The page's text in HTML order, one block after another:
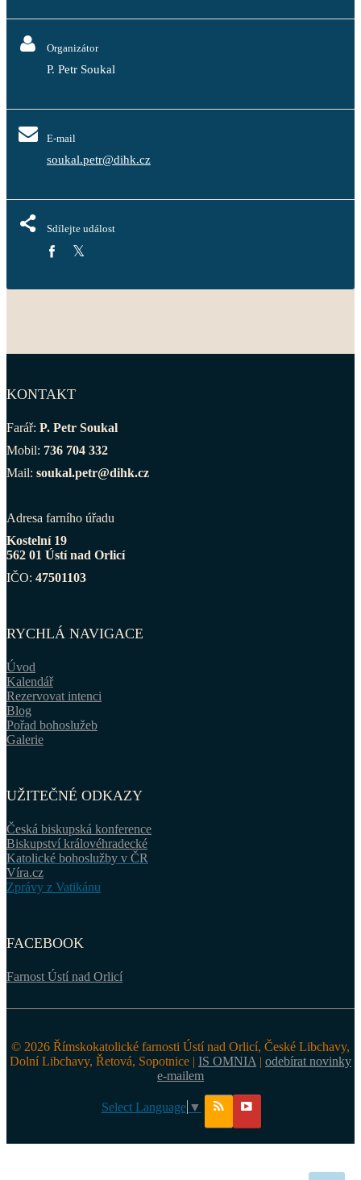
Organizátor
P. Petr Soukal
E-mail
soukal.petr@dihk.cz
Sdílejte událost
KONTAKT
Farář: P. Petr Soukal
Mobil: 736 704 332
Mail: soukal.petr@dihk.cz
Adresa farního úřadu
Kostelní 19
562 01 Ústí nad Orlicí
IČO: 47501103
RYCHLÁ NAVIGACE
Úvod
Kalendář
Rezervovat intenci
Blog
Pořad bohoslužeb
Galerie
UŽITEČNÉ ODKAZY
Česká biskupská konference
Biskupství královéhradecké
Katolické bohoslužby v ČR
Víra.cz
Zprávy z Vatikánu
FACEBOOK
Farnost Ústí nad Orlicí
© 2026 Římskokatolické farnosti Ústí nad Orlicí, České Libchavy,
Dolní Libchavy, Řetová, Sopotnice | IS OMNIA | odebírat novinky
e-mailem
Select Language ▼